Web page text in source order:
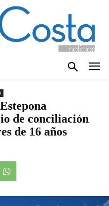
de conciliación
de 16 años